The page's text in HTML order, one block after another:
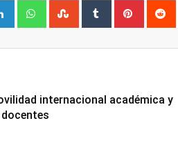
LinkedIn WhatsappStumbleUpon
Tumblr Pinterest
internacional académica y